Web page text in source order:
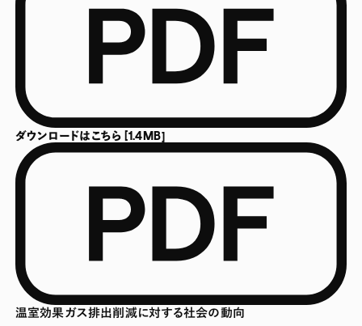
ダウンロードはこちら [1.4MB]
温室効果ガス排出削減に対する社会の動向